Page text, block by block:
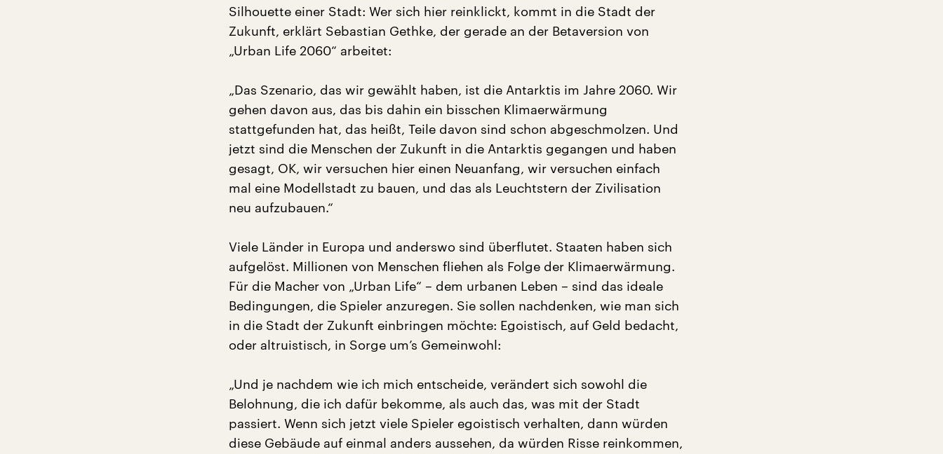
Silhouette einer Stadt: Wer sich hier reinklickt, kommt in die Stadt der
Zukunft, erklärt Sebastian Gethke, der gerade an der Betaversion von
„Urban Life 2060“ arbeitet:
„Das Szenario, das wir gewählt haben, ist die Antarktis im Jahre 2060. Wir
gehen davon aus, das bis dahin ein bisschen Klimaerwärmung
stattgefunden hat, das heißt, Teile davon sind schon abgeschmolzen. Und
jetzt sind die Menschen der Zukunft in die Antarktis gegangen und haben
gesagt, OK, wir versuchen hier einen Neuanfang, wir versuchen einfach
mal eine Modellstadt zu bauen, und das als Leuchtstern der Zivilisation
neu aufzubauen.“
Viele Länder in Europa und anderswo sind überflutet. Staaten haben sich
aufgelöst. Millionen von Menschen fliehen als Folge der Klimaerwärmung.
Für die Macher von „Urban Life“ – dem urbanen Leben – sind das ideale
Bedingungen, die Spieler anzuregen. Sie sollen nachdenken, wie man sich
in die Stadt der Zukunft einbringen möchte: Egoistisch, auf Geld bedacht,
oder altruistisch, in Sorge um’s Gemeinwohl:
„Und je nachdem wie ich mich entscheide, verändert sich sowohl die
Belohnung, die ich dafür bekomme, als auch das, was mit der Stadt
passiert. Wenn sich jetzt viele Spieler egoistisch verhalten, dann würden
diese Gebäude auf einmal anders aussehen, da würden Risse reinkommen,